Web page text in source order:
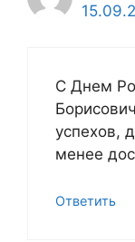
С Днем
успехов,
менее
Ответить